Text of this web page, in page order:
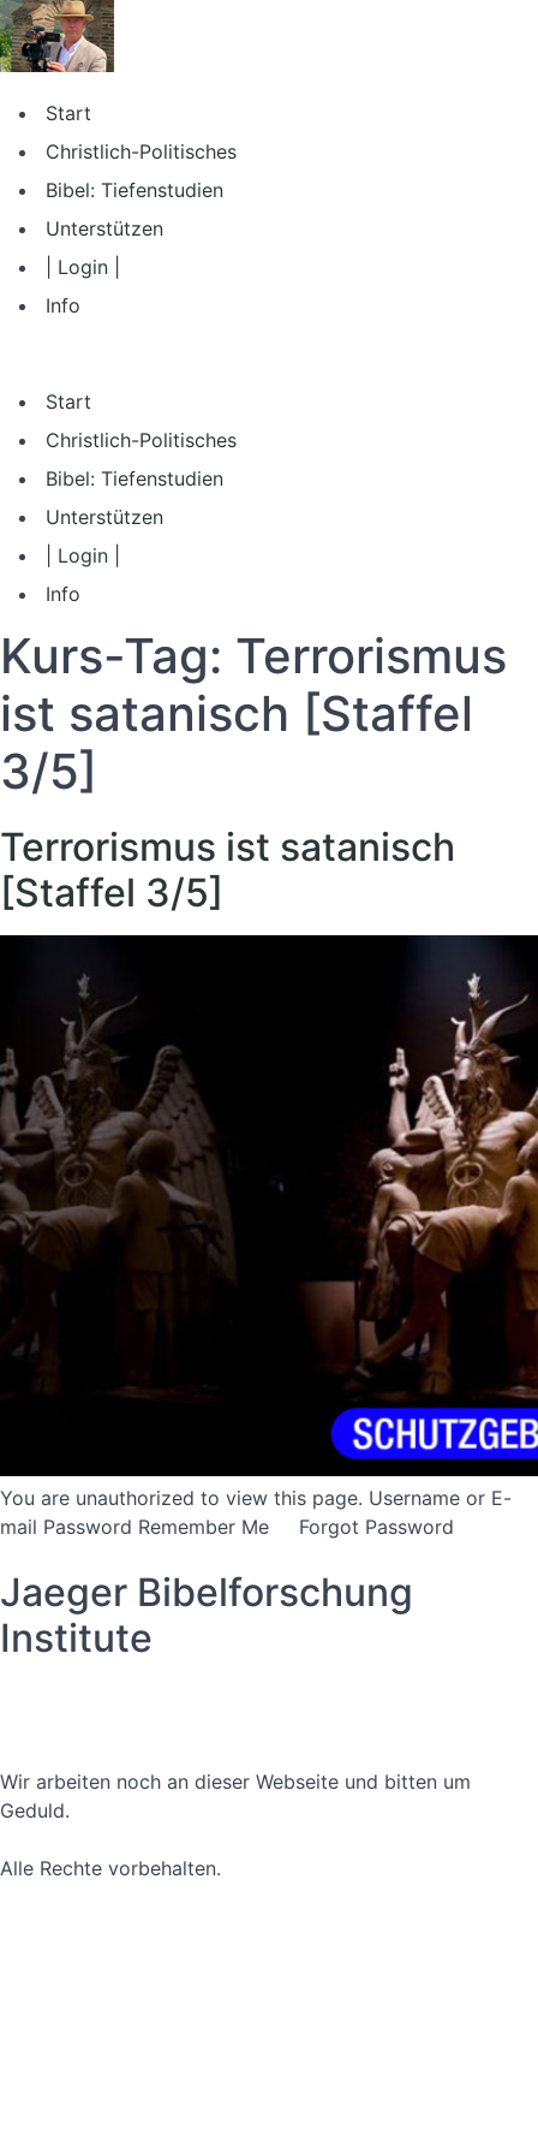
Zum
Inhalt
springen
Start
Christlich-Politisches
Bibel: Tiefenstudien
Unterstützen
| Login |
Info
Start
Christlich-Politisches
Bibel: Tiefenstudien
Unterstützen
| Login |
Info
Kurs-Tag: Terrorismus
ist satanisch [Staffel
3/5]
Terrorismus ist satanisch
[Staffel 3/5]
You are unauthorized to view this page. Username or E-
mail Password Remember Me Forgot Password
Jaeger Bibelforschung
Institute
Wir arbeiten noch an dieser Webseite und bitten um
Geduld.
Alle Rechte vorbehalten.